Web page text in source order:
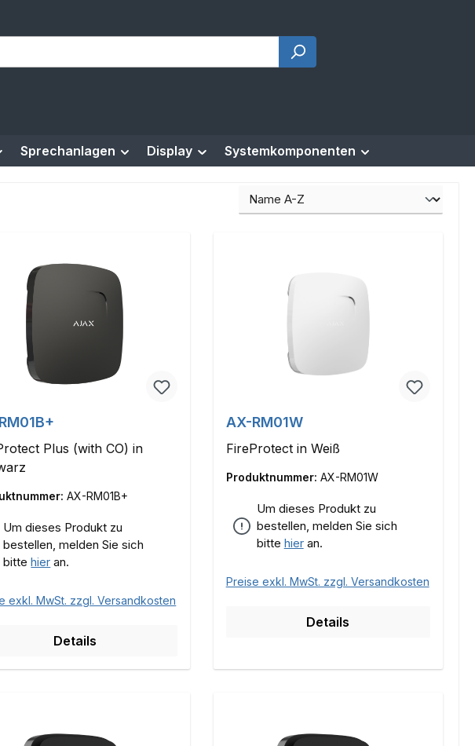
Sprechanlagen Display Systemkomponenten
Plus (with CO) in
AX-RM01B+
Um dieses Produkt zu
bestellen, melden Sie sich
bittehier an.
exkl. MwSt. zzgl. Versandkosten
Details
AX-RM01W
FireProtect in Weiß
Produktnummer: AX-RM01W
Um dieses Produkt zu
bestellen, melden Sie sich
bitte hieran.
Preise exkl. MwSt. zzgl. Versandkosten
Details